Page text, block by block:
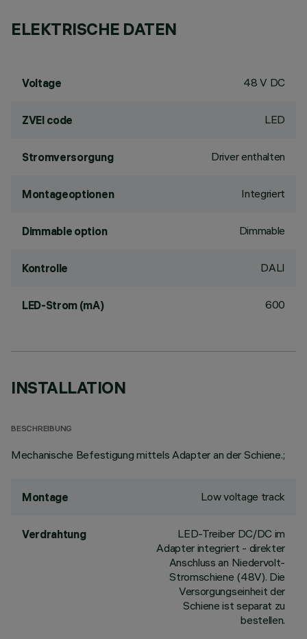
ELEKTRISCHE DATEN
Voltage 48 V DC
ZVEI code LED
Stromversorgung Driver enthalten
Montageoptionen Integriert
Dimmable option Dimmable
Kontrolle DALI
LED-Strom (mA) 600
INSTALLATION
BESCHREIBUNG
Mechanische Befestigung mittels Adapter an der Schiene.;
Montage Low voltage track
Verdrahtung
LED-Treiber DC/DC im
Adapter integriert - direkter
Anschluss an Niedervolt-
Stromschiene (48V). Die
Versorgungseinheit der
Schiene ist separat zu
bestellen.